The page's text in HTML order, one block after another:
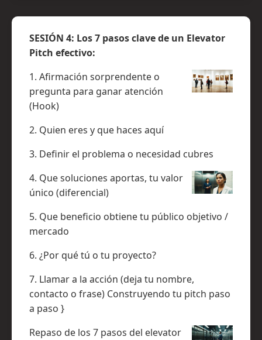
SESIÓN 4: Los 7 pasos clave de un Elevator
Pitch efectivo:
1. Afirmación sorprendente o
pregunta para ganar atención
(Hook)
2. Quien eres y que haces aquí
3. Definir el problema o necesidad cubres
4. Que soluciones aportas, tu valor
único (diferencial)
5. Que beneficio obtiene tu público objetivo /
mercado
6. ¿Por qué tú o tu proyecto?
7. Llamar a la acción (deja tu nombre,
contacto o frase) Construyendo tu pitch paso
a paso }
Repaso de los 7 pasos del elevator